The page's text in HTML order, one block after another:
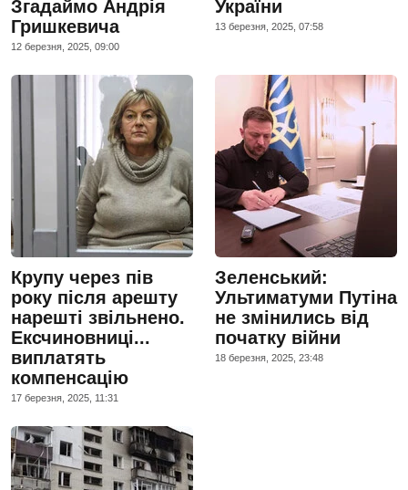
Згадаймо Андрія
Гришкевича
12 березня, 2025, 09:00
України
13 березня, 2025, 07:58
Крупу через пів
року після арешту
нарешті звільнено.
Ексчиновниці...
виплатять
компенсацію
17 березня, 2025, 11:31
Зеленський:
Ультиматуми Путіна
не змінились від
початку війни
18 березня, 2025, 23:48